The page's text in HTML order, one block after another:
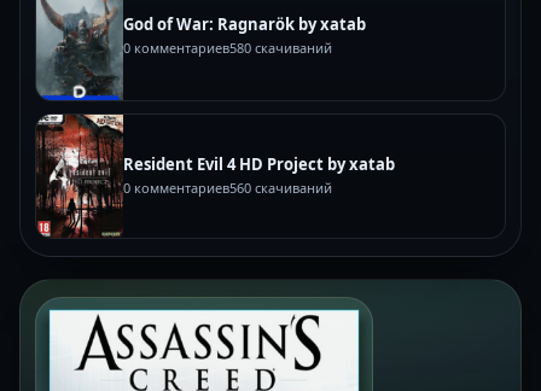
God of War: Ragnarök by xatab
0 комментариев580 скачиваний
Resident Evil 4 HD Project by xatab
0 комментариев560 скачиваний